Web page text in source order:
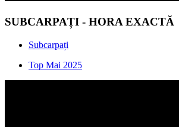
SUBCARPAȚI - HORA EXACTĂ
Subcarpați
Top Mai 2025